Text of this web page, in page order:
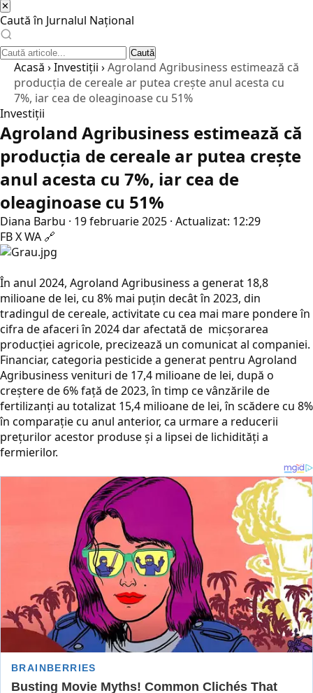
✕
Caută în Jurnalul Național
Caută
Acasă ›Investiții ›Agroland Agribusiness estimează că
producția de cereale ar putea crește anul acesta cu
7%, iar cea de oleaginoase cu 51%
Investiții
Agroland Agribusiness estimează că
producția de cereale ar putea crește
anul acesta cu 7%, iar cea de
oleaginoase cu 51%
Diana Barbu · 19 februarie 2025 · Actualizat: 12:29
FBXWA 🔗
În anul 2024, Agroland Agribusiness a generat 18,8
milioane de lei, cu 8% mai puțin decât în 2023, din
tradingul de cereale, activitate cu cea mai mare pondere în
cifra de afaceri în 2024 dar afectată de micșorarea
producției agricole, precizează un comunicat al companiei.
Financiar, categoria pesticide a generat pentru Agroland
Agribusiness venituri de 17,4 milioane de lei, după o
creștere de 6% față de 2023, în timp ce vânzările de
fertilizanți au totalizat 15,4 milioane de lei, în scădere cu 8%
în comparație cu anul anterior, ca urmare a reducerii
prețurilor acestor produse și a lipsei de lichidități a
fermierilor.